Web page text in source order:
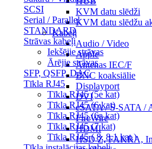
SCSI
Serial / Parallel
STANDARD
Strāvas kabeļi
Iekšējie strāvas
Ārējie strāvas
SFP, QSFP, DAC
Tīkla RJ45
Tīkla RJ45 (5e kat)
Tīkla RJ45 (6 kat)
Tīkla RJ45 (6a kat)
Tīkla RJ45 (7 kat)
Tīkla RJ45 ( 8, 8.1 kat.)
KVM datu slēdži
KVM datu slēdžu
Kabeļi
Audio / Video
Apple
Antenas IEC/F
BNC koaksiālie
Displayport
DVI
eSATA / S-SATA /
FireWire
HDMI
HSD Z, FAKRA,